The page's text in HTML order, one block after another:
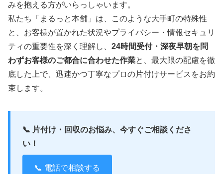
みを抱える方がいらっしゃいます。
私たち「まるっと本舗」は、このような大手町の特殊性
と、お客様が置かれた状況やプライバシー・情報セキュリ
ティの重要性を深く理解し、 24時間受付・深夜早朝を問
わずお客様のご都合に合わせた作業と、最大限の配慮を徹
底した上で、迅速かつ丁寧なプロの片付けサービスをお約
束します。
📞 片付け・回収のお悩み、今すぐご相談くださ
い！
📞 電話で相談する